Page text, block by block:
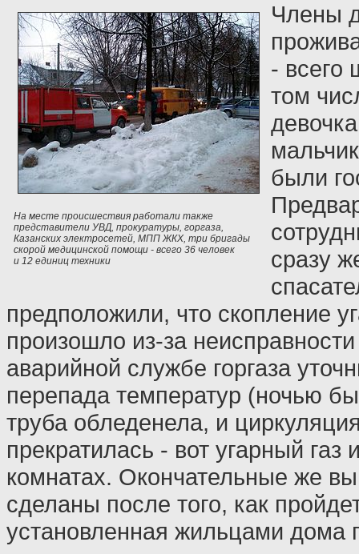
На месте происшествия работали также
представители УВД, прокуратуры, горгаза,
Казанских электросетей, МПП ЖКХ, три бригады
скорой медицинской помощи - всего 36 человек
и 12 единиц техники
Члены
- всего
том
были
сразу
предположили, что скопление
произошло из-за
аварийной службе горгаза
перепада температур (ночью
труба обледенела, и
прекратилась - вот угарный газ
комнатах. Окончательные же
сделаны после того, как
установленная жильцами дома